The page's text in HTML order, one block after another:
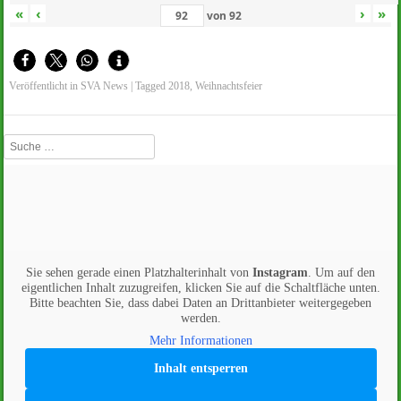
« ‹ von 92 › »
Veröffentlicht in SVA News |Tagged 2018 ,Weihnachtsfeier
Suche
Sie sehen gerade einen Platzhalterinhalt von Instagram . Um auf den
eigentlichen Inhalt zuzugreifen, klicken Sie auf die Schaltfläche unten.
Bitte beachten Sie, dass dabei Daten an Drittanbieter weitergegeben
werden.
Mehr Informationen
Inhalt entsperren